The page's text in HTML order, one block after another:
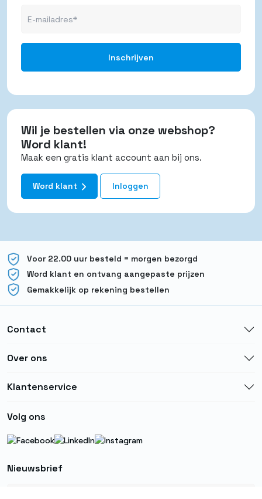
Wil je bestellen via onze webshop?
Word klant!
Maak een gratis klant account aan bij ons.
Word klant Inloggen
Voor 22.00 uur besteld = morgen bezorgd
Word klant en ontvang aangepaste prijzen
Gemakkelijk op rekening bestellen
Contact
Over ons
Klantenservice
Volg ons
Nieuwsbrief